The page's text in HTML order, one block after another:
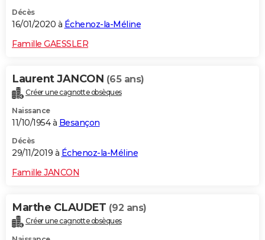
Décès
16/01/2020 à Échenoz-la-Méline
Famille GAESSLER
Laurent JANCON (65 ans)
Créer une cagnotte obsèques
Naissance
11/10/1954 à Besançon
Décès
29/11/2019 à Échenoz-la-Méline
Famille JANCON
Marthe CLAUDET (92 ans)
Créer une cagnotte obsèques